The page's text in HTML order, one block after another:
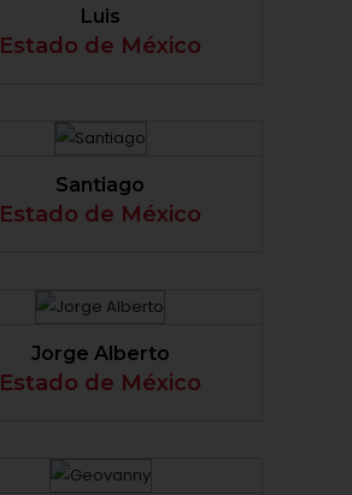
Luis
Estado de México
Santiago
Estado de México
Jorge Alberto
Estado de México